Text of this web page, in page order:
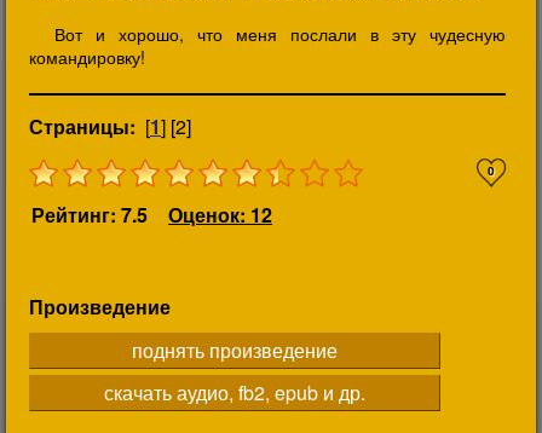
Вот и хорошо, что меня послали в эту чудесную
командировку!
Страницы: [1] [2]
0
Рейтинг: 7.5 Оценок: 12
Произведение
поднять произведение
скачать аудио, fb2, epub и др.